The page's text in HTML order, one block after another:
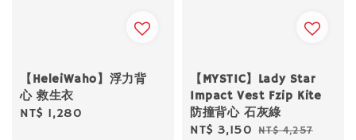
【HeleiWaho】浮力背
心 救生衣
Regular
NT$ 1,280
【MYSTIC】Lady Star
Impact Vest Fzip Kite
防撞背心 石灰綠
Sale
NT$ 3,150 Regular
NT$ 4,257